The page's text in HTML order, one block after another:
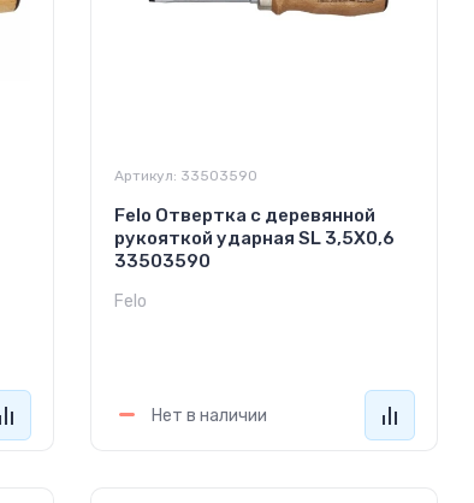
Артикул: 33503590
Felo Отвертка с деревянной
рукояткой ударная SL 3,5Х0,6
33503590
Felo
Нет в наличии